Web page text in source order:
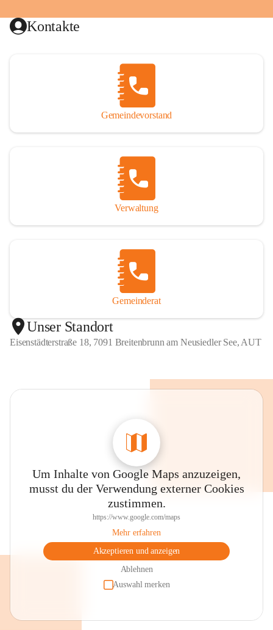
Kontakte
Gemeindevorstand
Verwaltung
Gemeinderat
Unser Standort
Eisenstädterstraße 18, 7091 Breitenbrunn am Neusiedler See, AUT
Um Inhalte von Google Maps anzuzeigen,
musst du der Verwendung externer Cookies
zustimmen.
https://www.google.com/maps
Mehr erfahren
Akzeptieren und anzeigen
Ablehnen
Auswahl merken